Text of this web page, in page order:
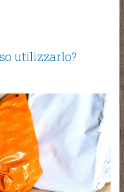
utilizzarlo?